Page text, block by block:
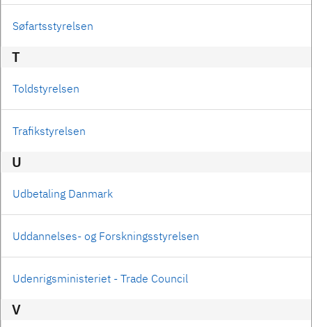
Søfartsstyrelsen
T
Toldstyrelsen
Trafikstyrelsen
U
Udbetaling Danmark
Uddannelses- og Forskningsstyrelsen
Udenrigsministeriet - Trade Council
V